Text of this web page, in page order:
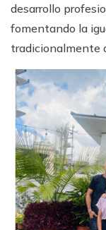
desarrollo
fomentando la
tradicionalmente